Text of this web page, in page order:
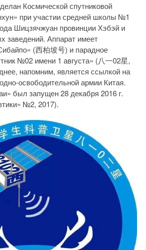
Космической спутниковой
при участии средней школы №1
Шицзячжуан провинции Хэбэй и
заведений. Аппарат имеет
(西柏坡号) и парадное
№02 имени 1 августа» (八一02星,
напомним, является ссылкой на
освободительной армии Китая.
был запущен 28 декабря 2016 г.
№2, 2017).